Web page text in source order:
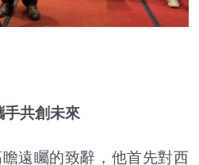
手共創未來
遠矚的致辭，他首先對西